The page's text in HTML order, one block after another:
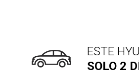
ESTE
SOLO 2